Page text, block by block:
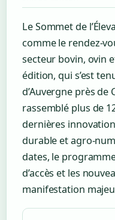
Le Sommet de
comme le rendez-
secteur bovin, ovin
édition, qui s’est
d’Auvergne près de
rassemblé plus de
dernières
durable et agro-
dates, le
d’accès et les
manifestation